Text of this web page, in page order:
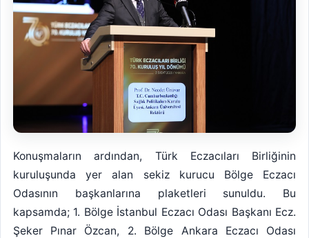
Konuşmaların ardından, Türk Eczacıları Birliğinin
kuruluşunda yer alan sekiz kurucu Bölge Eczacı
Odasının başkanlarına plaketleri sunuldu. Bu
kapsamda; 1. Bölge İstanbul Eczacı Odası Başkanı Ecz.
Şeker Pınar Özcan, 2. Bölge Ankara Eczacı Odası